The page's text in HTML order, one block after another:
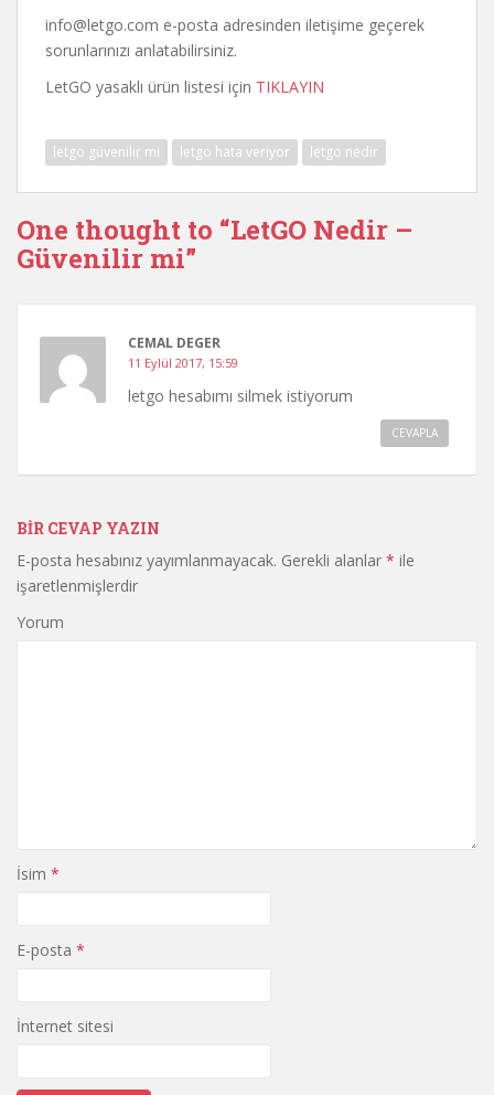
info@letgo.com e-posta adresinden iletişime geçerek
sorunlarınızı anlatabilirsiniz.
LetGO yasaklı ürün listesi için TIKLAYIN
letgo güvenilir mi letgo hata veriyor letgo nedir
One thought to “LetGO Nedir –
Güvenilir mi”
CEMAL DEGER
11 Eylül 2017, 15:59
letgo hesabımı silmek istiyorum
CEVAPLA
BIR CEVAP YAZIN
E-posta hesabınız yayımlanmayacak. Gerekli alanlar * ile
işaretlenmişlerdir
Yorum
İsim *
E-posta *
İnternet sitesi